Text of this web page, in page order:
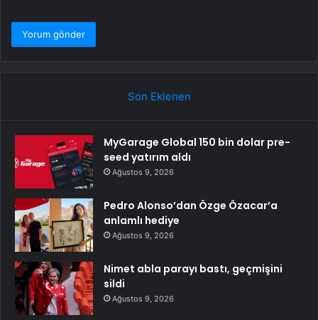
Son Eklenen
MyGarage Global 150 bin dolar pre-
seed yatırım aldı
Ağustos 9, 2026
Pedro Alonso’dan Özge Özacar’a
anlamlı hediye
Ağustos 9, 2026
Nimet abla parayı bastı, geçmişini
sildi
Ağustos 9, 2026